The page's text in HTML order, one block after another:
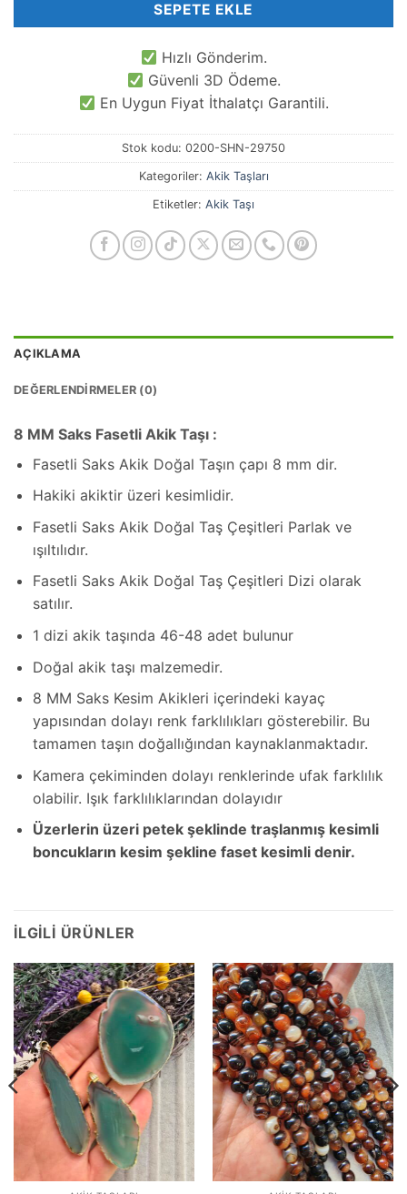
SEPETE EKLE
Hızlı Gönderim.
Güvenli 3D Ödeme.
En Uygun Fiyat İthalatçı Garantili.
Stok kodu: 0200-SHN-29750
Kategoriler: Akik Taşları
Etiketler: Akik Taşı
AÇIKLAMA
DEĞERLENDIRMELER (0)
8 MM Saks Fasetli Akik Taşı :
Fasetli Saks Akik Doğal Taşın çapı 8 mm dir.
Hakiki akiktir üzeri kesimlidir.
Fasetli Saks Akik Doğal Taş Çeşitleri Parlak ve
ışıltılıdır.
Fasetli Saks Akik Doğal Taş Çeşitleri Dizi olarak
satılır.
1 dizi akik taşında 46-48 adet bulunur
Doğal akik taşı malzemedir.
8 MM Saks Kesim Akikleri içerindeki kayaç
yapısından dolayı renk farklılıkları gösterebilir. Bu
tamamen taşın doğallığından kaynaklanmaktadır.
Kamera çekiminden dolayı renklerinde ufak farklılık
olabilir. Işık farklılıklarından dolayıdır
Üzerlerin üzeri petek şeklinde traşlanmış kesimli
boncukların kesim şekline faset kesimli denir.
İLGILI ÜRÜNLER